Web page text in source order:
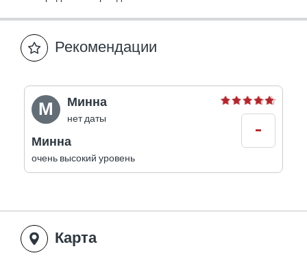
Рекомендации
М Минна
нет даты
Минна
очень высокий уровень
-
Карта